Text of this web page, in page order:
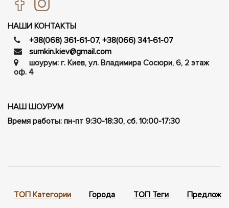
НАШИ КОНТАКТЫ
+38(068) 361-61-07, +38(066) 341-61-07
sumkin.kiev@gmail.com
шоурум: г. Киев, ул. Владимира Сосюри, ​​6, 2 этаж
оф. 4
НАШ ШОУРУМ
Время работы: пн-пт 9:30-18:30, сб. 10:00-17:30
ТОП Категории Города ТОП Теги